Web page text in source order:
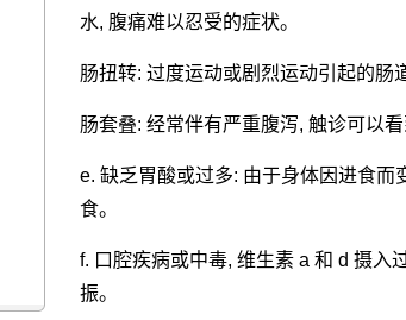
水, 腹痛难以忍受的症状。
肠扭转: 过度运动或剧烈运动引起的肠
肠套叠: 经常伴有严重腹泻, 触诊可以看
e. 缺乏胃酸或过多: 由于身体因进食而
食。
f. 口腔疾病或中毒, 维生素 a 和 d 摄入
振。